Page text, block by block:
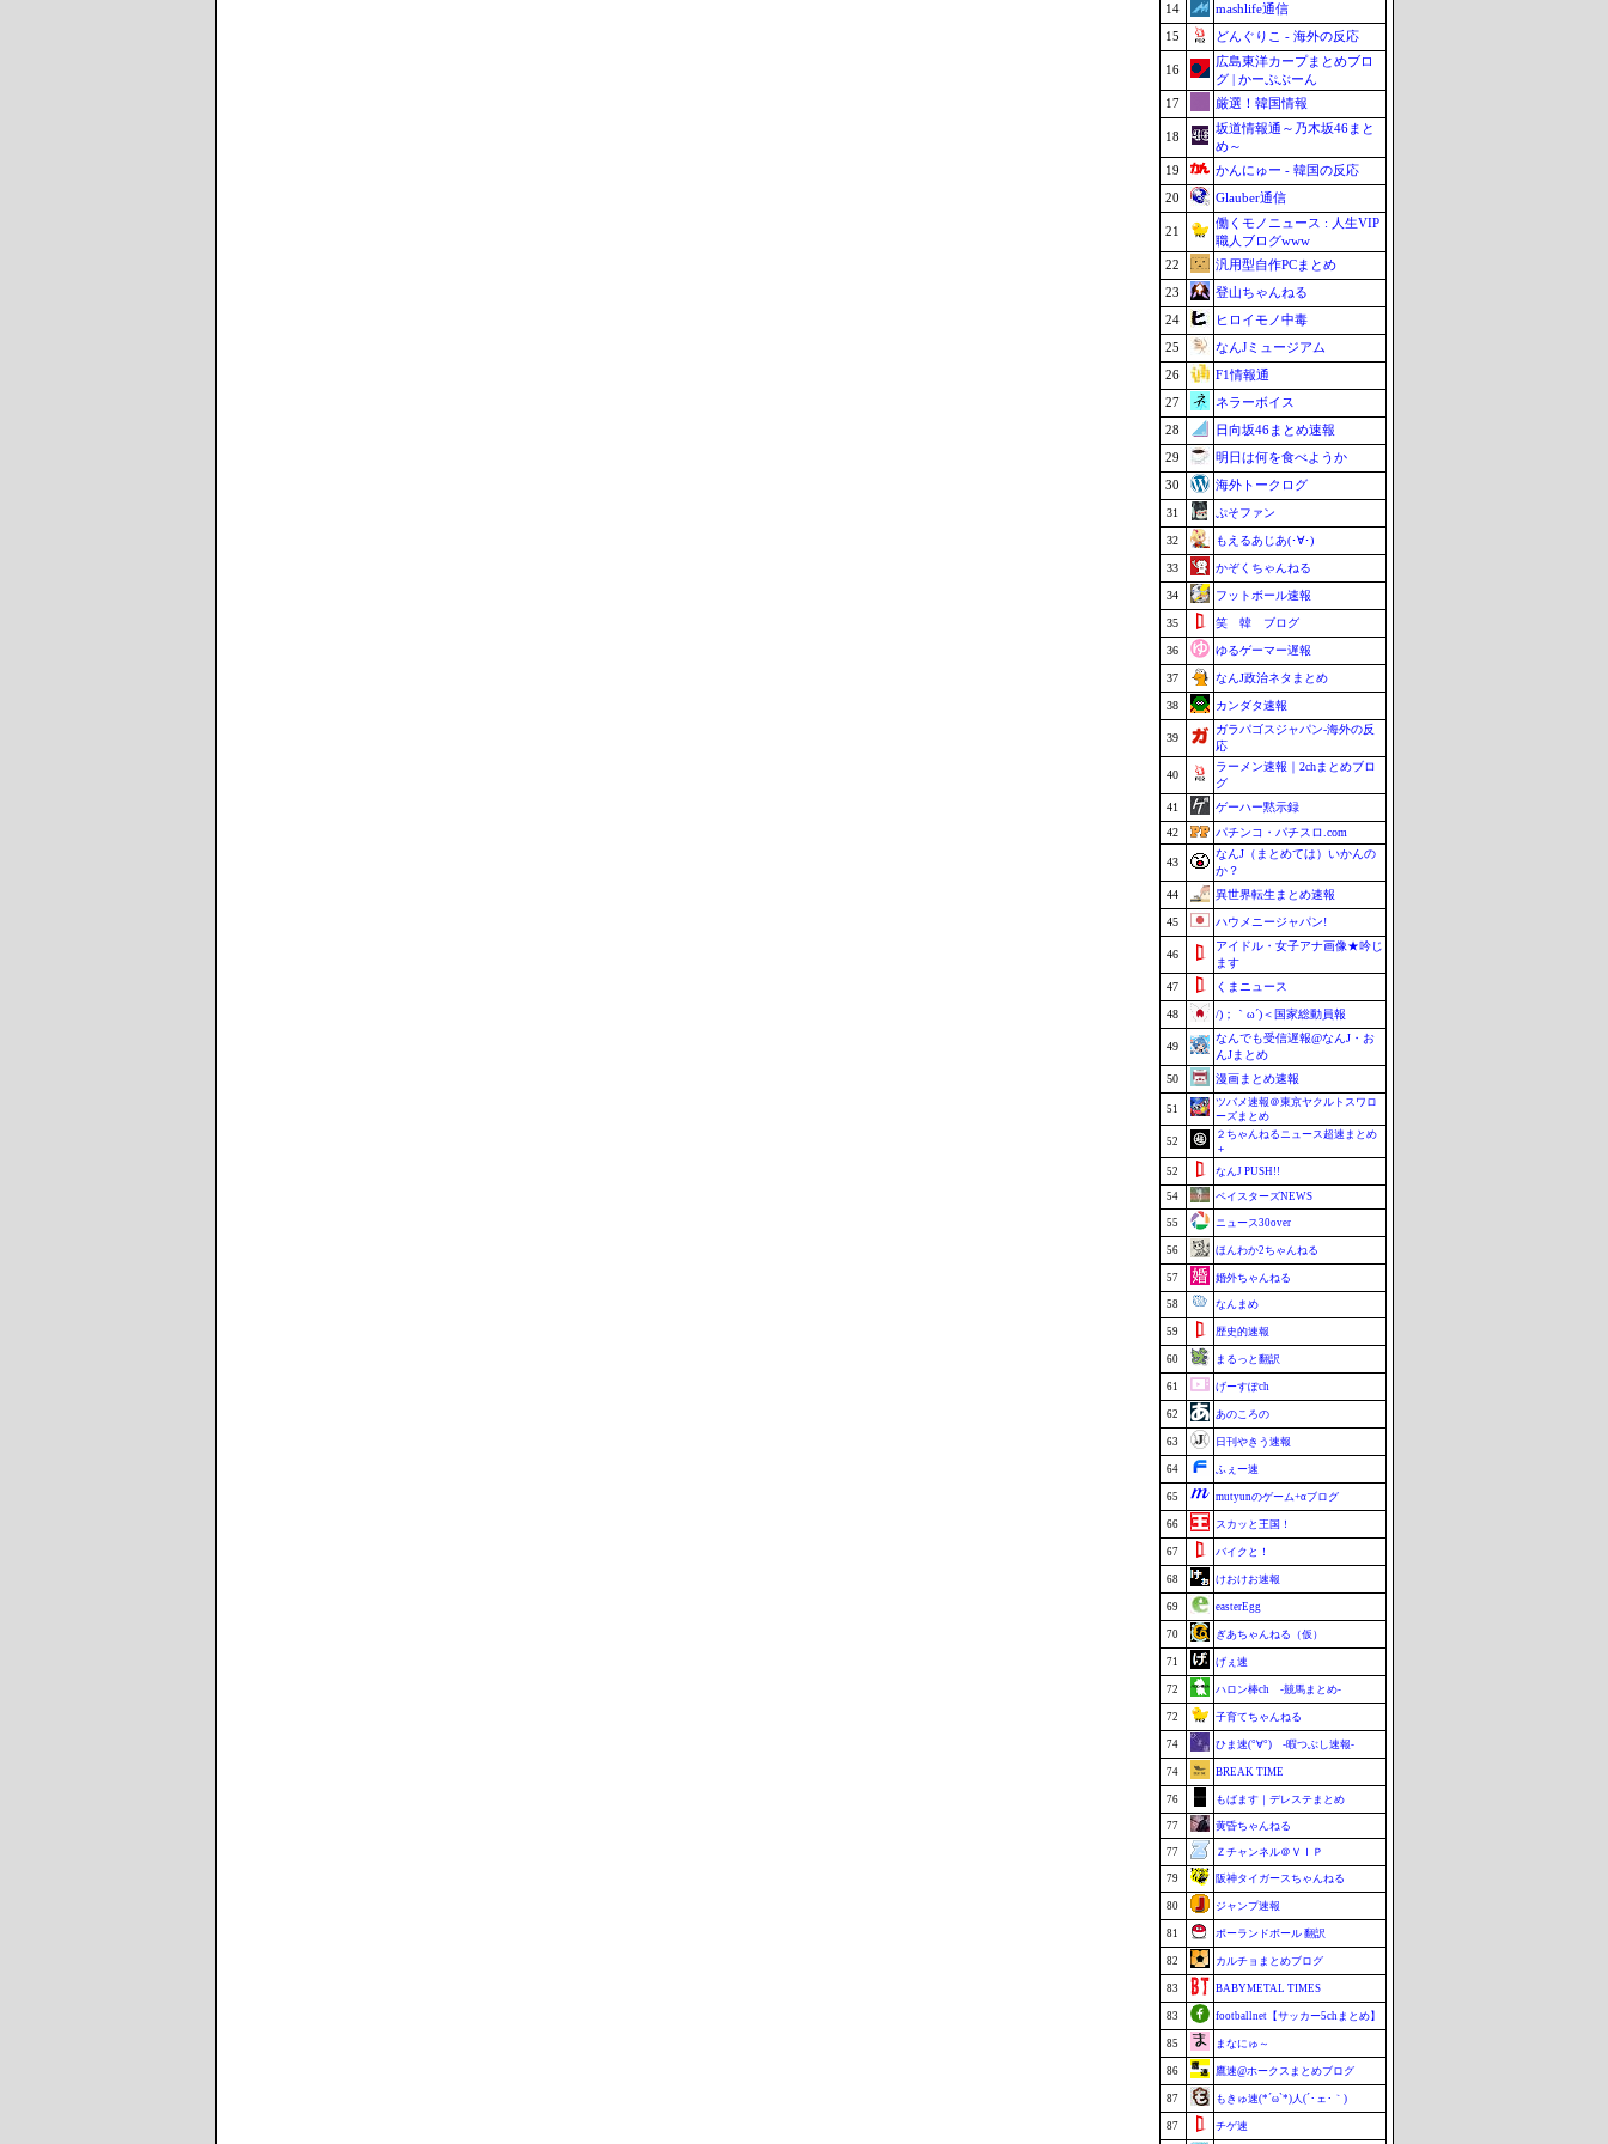
14
mashlife通信
15
どんぐりこ - 海外の反応
16
広島東洋カープまとめブロ
グ | かーぷぶーん
17
厳選！韓国情報
18
坂道情報通～乃木坂46まと
め～
19
かんにゅー - 韓国の反応
20
Glauber通信
21
働くモノニュース : 人生VIP
職人ブログwww
22
汎用型自作PCまとめ
23
登山ちゃんねる
24
ヒロイモノ中毒
25
なんJミュージアム
26
F1情報通
27
ネラーボイス
28
日向坂46まとめ速報
29
明日は何を食べようか
30
海外トークログ
31 ぷそファン
32 もえるあじあ(･∀･)
33 かぞくちゃんねる
34 フットボール速報
35 笑 韓 ブログ
36 ゆるゲーマー遅報
37 なんJ政治ネタまとめ
38 カンダタ速報
39
ガラパゴスジャパン-海外の反
応
40
ラーメン速報｜2chまとめブロ
グ
41
ゲーハー黙示録
42
パチンコ・パチスロ.com
43
なんJ（まとめては）いかんの
か？
44
異世界転生まとめ速報
45 ハウメニージャパン!
46
アイドル・女子アナ画像★吟じ
ます
47
くまニュース
48 /)；｀ω´)＜国家総動員報
49
なんでも受信遅報@なんJ・お
んJまとめ
50
漫画まとめ速報
51
ツバメ速報＠東京ヤクルトスワロ
ーズまとめ
52
２ちゃんねるニュース超速まとめ
＋
52
なんJ PUSH!!
54 ベイスターズNEWS
55 ニュース30over
56 ほんわか2ちゃんねる
57 婚外ちゃんねる
58 なんまめ
59 歴史的速報
60 まるっと翻訳
61 げーすぽch
62 あのころの
63 日刊やきう速報
64 ふぇー速
65 mutyunのゲーム+αブログ
66 スカッと王国！
67 バイクと！
68 けおけお速報
69 easterEgg
70 ぎあちゃんねる（仮）
71 げぇ速
72 ハロン棒ch -競馬まとめ-
72 子育てちゃんねる
74 ひま速(°∀°) -暇つぶし速報-
74 BREAK TIME
76 もばます｜デレステまとめ
77 黄昏ちゃんねる
77 Ｚチャンネル＠ＶＩＰ
79 阪神タイガースちゃんねる
80 ジャンプ速報
81 ポーランドボール 翻訳
82 カルチョまとめブログ
83 BABYMETAL TIMES
83 footballnet【サッカー5chまとめ】
85 まなにゅ～
86 鷹速@ホークスまとめブログ
87 もきゅ速(*´ω`*)人(´･ェ･｀)
87 チゲ速